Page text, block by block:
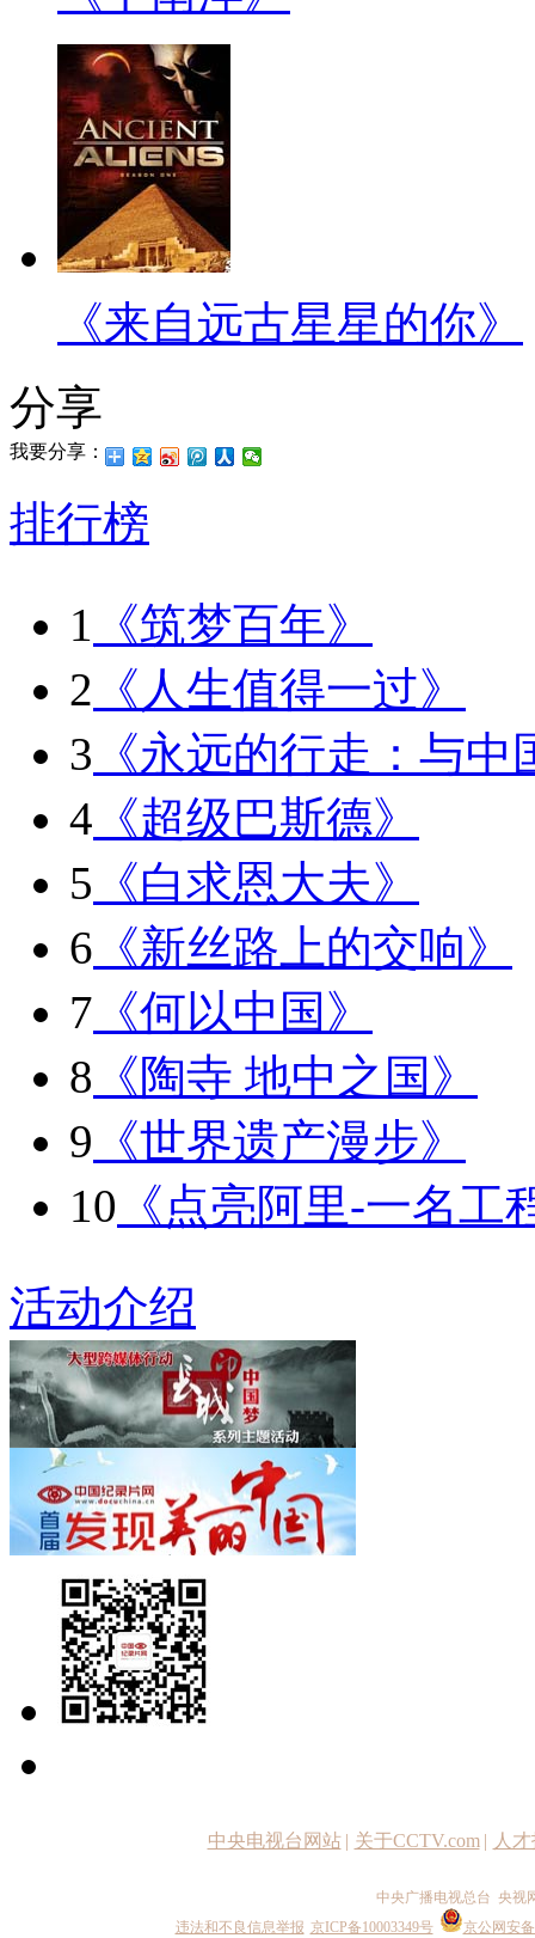
《来自远古星星的你》
分享
我要分享：
排行榜
1
《筑梦百年》
2 《人生值得一过》
3 《永远的行走：与
4 《超级巴斯德》
5 《白求恩大夫》
6 《新丝路上的交响》
7 《何以中国》
8 《陶寺 地中之国》
9 《世界遗产漫步》
10 《点亮阿里-一名工
活动介绍
中央电视台网站 | 关于CCTV.com | 人
中央广播电视总台 央视
违法和不良信息举报 京ICP备10003349号
京公网安备